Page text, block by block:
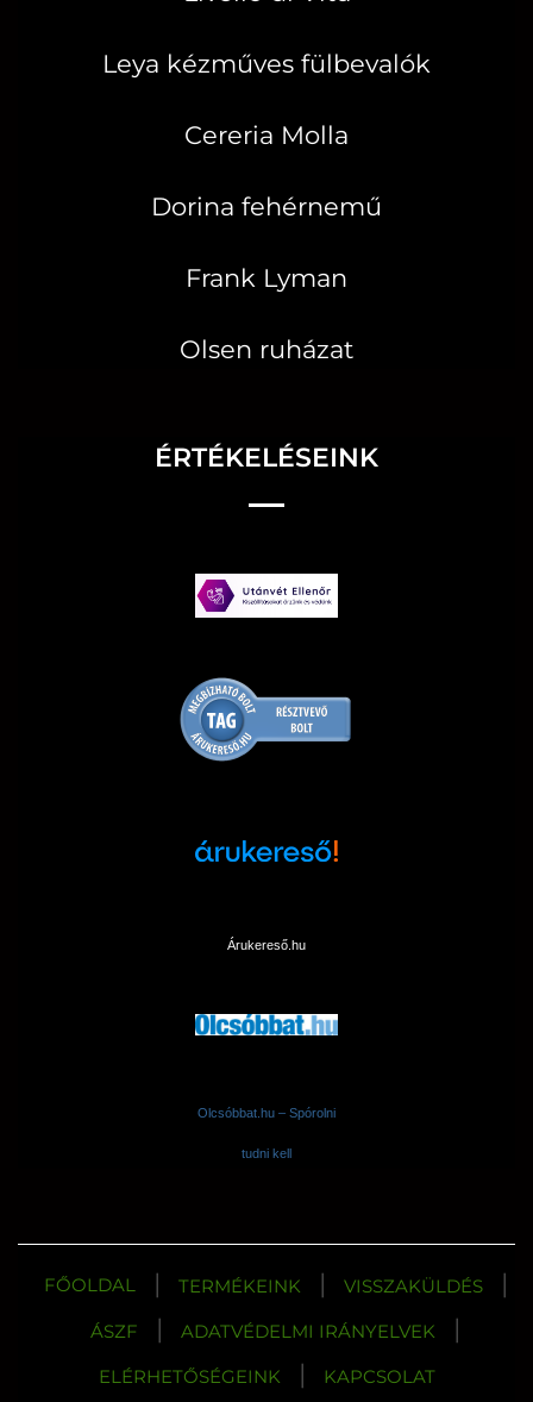
Leya kézműves fülbevalók
Cereria Molla
Dorina fehérnemű
Frank Lyman
Olsen ruházat
ÉRTÉKELÉSEINK
Árukereső.hu
Olcsóbbat.hu – Spórolni
tudni kell
FŐOLDAL | TERMÉKEINK | VISSZAKÜLDÉS |
ÁSZF | ADATVÉDELMI IRÁNYELVEK |
ELÉRHETŐSÉGEINK | KAPCSOLAT